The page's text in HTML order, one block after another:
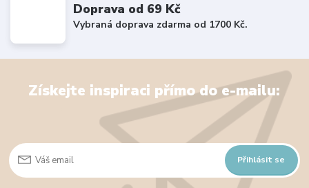
Doprava od 69 Kč
Vybraná doprava zdarma od 1700 Kč.
Získejte inspiraci přímo do e-mailu:
Přihlásit se